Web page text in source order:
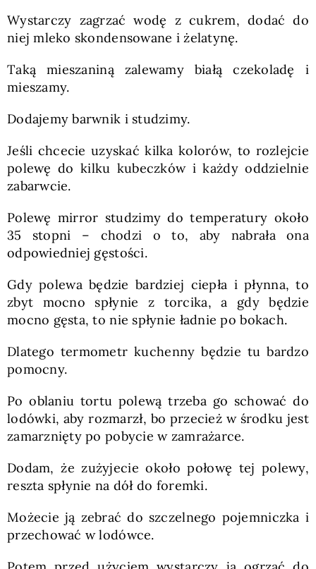
Wystarczy zagrzać wodę z cukrem, dodać do
niej mleko skondensowane i żelatynę.
Taką mieszaniną zalewamy białą czekoladę i
mieszamy.
Dodajemy barwnik i studzimy.
Jeśli chcecie uzyskać kilka kolorów, to rozlejcie
polewę do kilku kubeczków i każdy oddzielnie
zabarwcie.
Polewę mirror studzimy do temperatury około
35 stopni – chodzi o to, aby nabrała ona
odpowiedniej gęstości.
Gdy polewa będzie bardziej ciepła i płynna, to
zbyt mocno spłynie z torcika, a gdy będzie
mocno gęsta, to nie spłynie ładnie po bokach.
Dlatego termometr kuchenny będzie tu bardzo
pomocny.
Po oblaniu tortu polewą trzeba go schować do
lodówki, aby rozmarzł, bo przecież w środku jest
zamarznięty po pobycie w zamrażarce.
Dodam, że zużyjecie około połowę tej polewy,
reszta spłynie na dół do foremki.
Możecie ją zebrać do szczelnego pojemniczka i
przechować w lodówce.